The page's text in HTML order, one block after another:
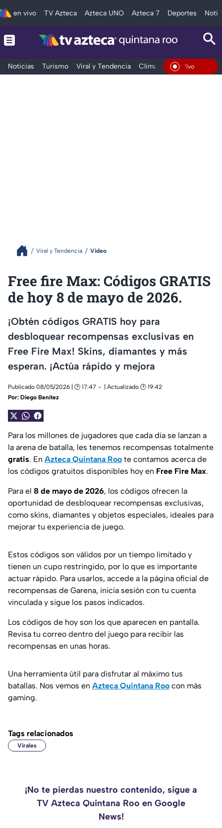
en vivo TV Azteca Azteca UNO Azteca 7 Deportes
Noticias Turismo Viral y Tendencia Clima Tráfico
En Vivo
Viral y Tendencia Video
Free fire Max: Códigos GRATIS
de hoy 8 de mayo de 2026.
¡Obtén códigos GRATIS hoy para
desbloquear recompensas exclusivas en
Free Fire Max! Skins, diamantes y más
esperan. ¡Actúa rápido y mejora
Publicado 08/05/2026 | 🕑 17:47
| Actualizado 🕑 19:42
Por: Diego Benítez
Para los millones de jugadores que cada día se lanzan a
la arena de batalla, les tenemos recompensas totalmente
gratis. En Azteca Quintana Roo te contamos acerca de
los códigos gratuitos disponibles hoy en Free Fire Max.
Para el 8 de mayo de 2026, los códigos ofrecen la
oportunidad de desbloquear recompensas exclusivas,
como skins, diamantes y objetos especiales, ideales para
mejorar tu experiencia de juego.
Estos códigos son válidos por un tiempo limitado y
tienen un cupo restringido, por lo que es importante
actuar rápido. Para usarlos, accede a la página oficial de
recompensas de Garena, inicia sesión con tu cuenta
vinculada y sigue los pasos indicados.
Los códigos de hoy son los que aparecen en pantalla.
Revisa tu correo dentro del juego para recibir las
recompensas en unas horas.
Una herramienta útil para disfrutar al máximo tus
batallas. Nos vemos en Azteca Quintana Roo con más
gaming.
Tags relacionados
Virales
¡No te pierdas nuestro contenido, sigue a
TV Azteca Quintana Roo en Google
News!